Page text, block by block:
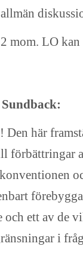
mom. LO kan
Den här
förbättringar
och ett av de
i